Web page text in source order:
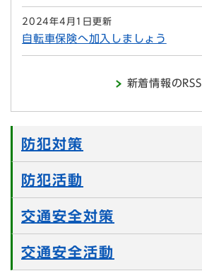
2024年4月1日更新
自転車保険へ加入しましょう
新着情報のRSS
防犯対策
防犯活動
交通安全対策
交通安全活動